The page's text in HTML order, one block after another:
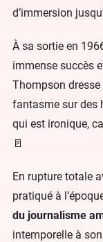
d’immersion
À sa sortie en
immense succès
Thompson dresse
fantasme sur des
qui est ironique,
🚪
En rupture totale
pratiqué à
du journalisme
intemporelle à